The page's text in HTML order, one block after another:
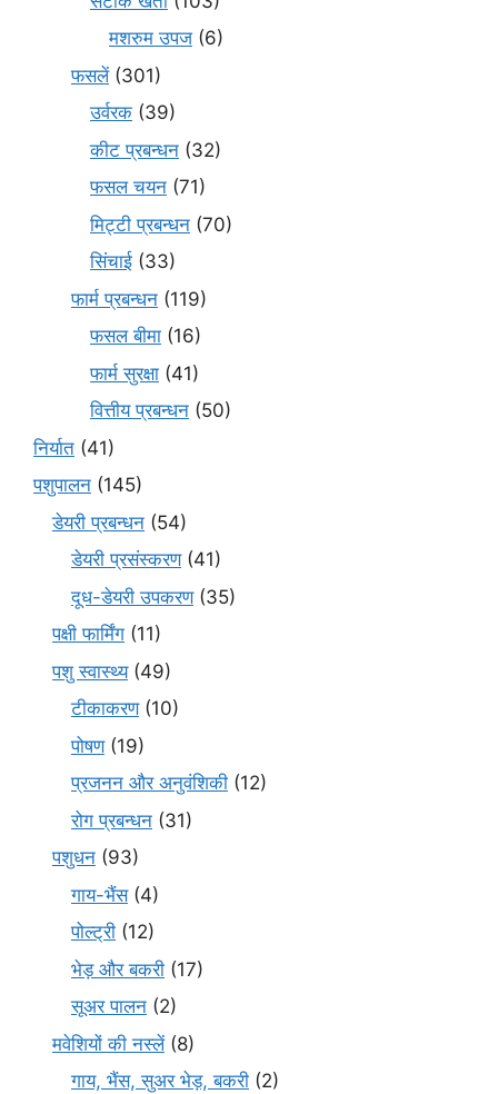
मशरुम उपज (6)
फसलें(301)
उर्वरक (39)
कीट प्रबन्धन (32)
फसल चयन (71)
मि‌ट्टी प्रबन्धन (70)
सिंचाई (33)
फार्म प्रबन्धन (119)
फसल बीमा (16)
फार्म सुरक्षा (41)
वित्तीय प्रबन्धन (50)
निर्यात (41)
पशुपालन (145)
डेयरी प्रबन्धन (54)
डेयरी प्रसंस्करण(41)
दूध-डेयरी उपकरण(35)
पक्षी फार्मिंग (11)
पशु स्वास्थ्य(49)
टीकाकरण(10)
पोषण(19)
प्रजनन और अनुवंशिकी (12)
रोग प्रबन्धन (31)
पशुधन (93)
गाय-भैंस(4)
पोल्ट्री (12)
भेड़ और बकरी (17)
सूअर पालन (2)
मवेशियों की नस्लें(8)
गाय, भैंस, सुअर भेड़, बकरी (2)